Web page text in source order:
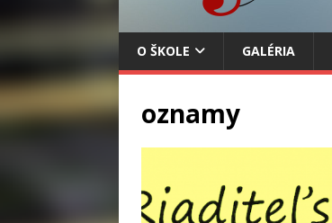
O ŠKOLE GALÉRIA
oznamy